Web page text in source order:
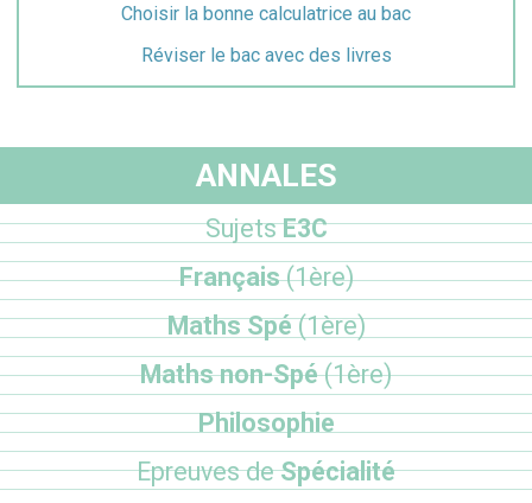
Choisir la bonne calculatrice au bac
Réviser le bac avec des livres
ANNALES
SujetsE3C
Français(1ère)
Maths Spé(1ère)
Maths non-Spé(1ère)
Philosophie
Epreuves deSpécialité